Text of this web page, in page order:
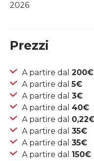
2026
Prezzi
A partire dal 200€
A partire dal5€
A partire dal 3€
A partire dal 40€
A partire dal
A partire dal 35€
A partire dal 35€
A partire dal 150€